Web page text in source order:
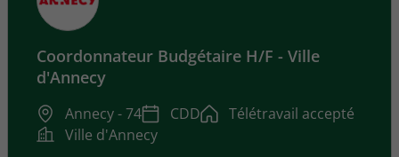
Coordonnateur Budgétaire H/F - Ville
d'Annecy
Annecy - 74 CDD
Télétravail accepté
Ville d'Annecy